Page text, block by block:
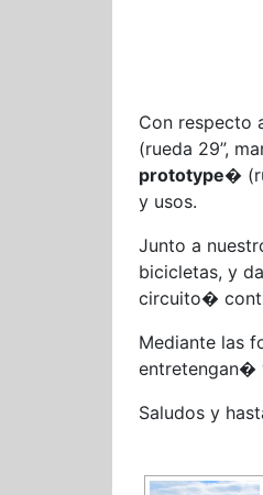
Con respecto
(rueda 29”,
prototype�
y usos.
Junto a
bicicletas, y
circuito�
Mediante las
entretengan�
Saludos y